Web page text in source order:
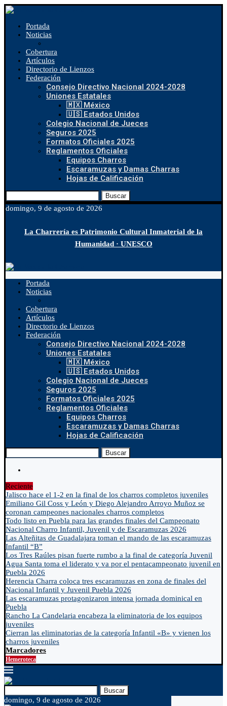
Portada
Noticias
Cobertura
Artículos
Directorio de Lienzos
Federación
Consejo Directivo Nacional 2024-2028
Uniones Estatales
🇲🇽 México
🇺🇸 Estados Unidos
Colegio Nacional de Jueces
Seguros 2025
Formatos Oficiales 2025
Reglamentos Oficiales
Equipos Charros
Escaramuzas y Damas Charras
Hojas de Calificación
Buscar
domingo, 9 de agosto de 2026
La Charrería es Patrimonio Cultural Inmaterial de la
Humanidad · UNESCO
Portada
Noticias
Cobertura
Artículos
Directorio de Lienzos
Federación
Consejo Directivo Nacional 2024-2028
Uniones Estatales
🇲🇽 México
🇺🇸 Estados Unidos
Colegio Nacional de Jueces
Seguros 2025
Formatos Oficiales 2025
Reglamentos Oficiales
Equipos Charros
Escaramuzas y Damas Charras
Hojas de Calificación
Buscar
Reciente
Jalisco hace el 1-2 en la final de los charros completos juveniles
Emiliano Gil Coss y León y Diego Alejandro Arroyo Muñoz se
coronan campeones nacionales charros completos
Todo listo en Puebla para las grandes finales del Campeonato
Nacional Charro Infantil, Juvenil y de Escaramuzas 2026
Las Alteñitas de Guadalajara toman el mando de las escaramuzas
Infantil “B”
Los Tres Raúles pisan fuerte rumbo a la final de categoría Juvenil
Agua Santa toma el liderato y va por el pentacampeonato juvenil en
Puebla 2026
Herencia Charra coloca tres escaramuzas en zona de finales del
Nacional Infantil y Juvenil Puebla 2026
Las escaramuzas protagonizaron intensa jornada dominical en
Puebla
Rancho La Candelaria encabeza la eliminatoria de los equipos
juveniles
Cierran las eliminatorias de la categoría Infantil «B» y vienen los
charros juveniles
Marcadores
Hemeroteca
Buscar
domingo, 9 de agosto de 2026